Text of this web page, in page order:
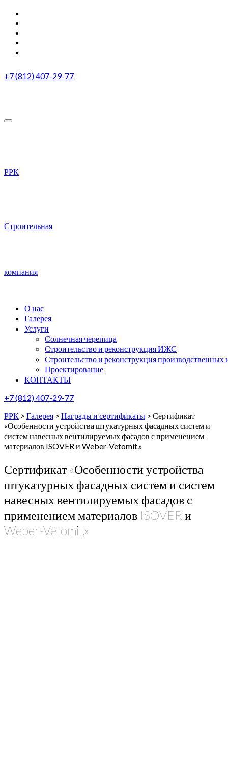
+7 (812) 407-29-77
РРК
Строительная
компания
О нас
Галерея
Услуги
Солнечная черепица
Строительство и реконструкция ИЖС
Строительство и реконструкция
Проектирование
КОНТАКТЫ
+7 (812) 407-29-77
РРК > Галерея > Награды и сертификаты > Сертификат
«Особенности устройства штукатурных фасадных систем и
систем навесных вентилируемых фасадов с применением
материалов ISOVER и Weber-Vetomit.»
Сертификат «Особенности устройства
штукатурных фасадных систем и систем
навесных вентилируемых фасадов с
применением материалов ISOVER и
Weber-Vetomit.»